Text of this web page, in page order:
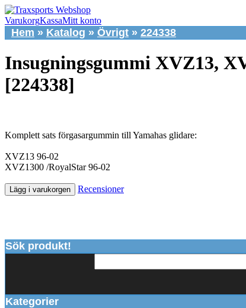
VarukorgKassaMitt konto
Hem » Katalog » Övrigt » 224338
Insugningsgummi XVZ13,
[224338]
Komplett sats förgasargummin till Yamahas glidare:
XVZ13 96-02
XVZ1300 /RoyalStar 96-02
Lägg i varukorgen Recensioner
Sök produkt!
Kategorier